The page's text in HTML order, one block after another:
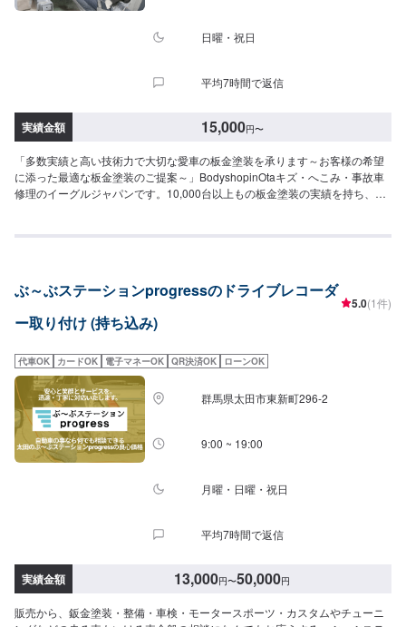
日曜・祝日
平均7時間で返信
実績金額 15,000円〜
「多数実績と高い技術力で大切な愛車の板金塗装を承ります～お客様の希望
に添った最適な板金塗装のご提案～」BodyshopinOtaキズ・へこみ・事故車
修理のイーグルジャパンです。10,000台以上もの板金塗装の実績を持ち、太
にお客様の大切な思い出を乗せた日常を彩る大切な相棒であり、熟練の職人
した上で、長年培った技術力を駆使して最適な方法のご提案をさせていただ
きます。スバル車に関しましては他社様でお断りされる様な内容でも承って
います。ぜひ、お問い合わせください！--------------------------------------------------
だければ作業開始【4】仕上がり次第納車-------納期について-------納期は通常
2~3日程度で納車となります。納期は前後する場合がございます。予め、ご
了承ください。-------パーツ持ち込みについて-------パーツの持ち込み可能で
す。オファーにて詳細をお願い致します。-------代車について-------無料の代車
をご用意しています。お車の作業中は代車をご利用ください。※代車の燃料代
はお客様にご負担いただいております。-------ご来店時の注意、受付方法-------
当工場は竹のくら様を過ぎ左手にMMM様の看板がある所を右折していただけ
な場合はお電話いただければと思います。入庫の際はお気をつけてお越しく
内いたします。【定休日・営業時間】定休日：日曜日、祝日営業時間：
ぶ～ぶステーションprogressのドライブレコーダ
ー取り付け (持ち込み)
5.0(1件)
代車OK カードOK 電子マネーOK QR決済OK ローンOK
群馬県太田市東新町296-2
9:00 ~ 19:00
月曜・日曜・祝日
平均7時間で返信
実績金額 13,000円〜50,000円
販売から、鈑金塗装・整備・車検・モータースポーツ・カスタムやチューニ